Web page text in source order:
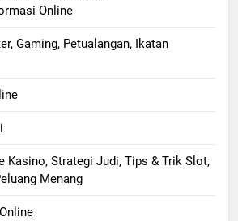
Online
Gaming, Petualangan, Ikatan
Kasino, Strategi Judi, Tips & Trik Slot,
Menang